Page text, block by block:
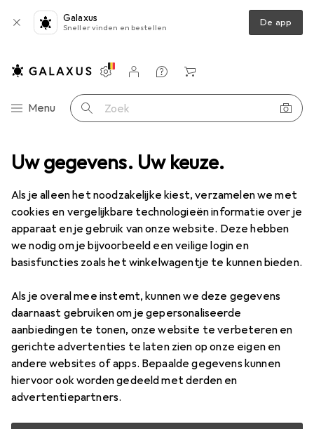
Uw gegevens. Uw keuze.
Als je alleen het noodzakelijke kiest, verzamelen we met
cookies en vergelijkbare technologieën informatie over je
apparaat en je gebruik van onze website. Deze hebben
we nodig om je bijvoorbeeld een veilige login en
basisfuncties zoals het winkelwagentje te kunnen bieden.
Als je overal mee instemt, kunnen we deze gegevens
daarnaast gebruiken om je gepersonaliseerde
aanbiedingen te tonen, onze website te verbeteren en
gerichte advertenties te laten zien op onze eigen en
andere websites of apps. Bepaalde gegevens kunnen
hiervoor ook worden gedeeld met derden en
advertentiepartners.
Galaxus
Sneller vinden en bestellen De app
Categorie navigatie
Menu Zoek op
Instellingen
Klantenaccount
Produktvergelijking
Verlanglijstje
Winkelmandje
PC-onderdelen Geheugen Harde schijf
1 Afbeelding
WDRood Plus
12 TB, 3.5"
178
Waarderingscijfers Merk
Meer van WD
Momenteel niet op voorraad
Laat me weten wanneer dit product beschikbaar is